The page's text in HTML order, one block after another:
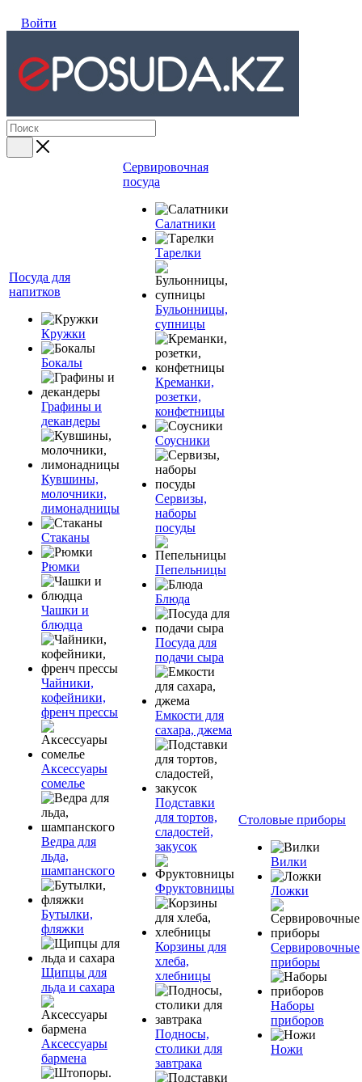
Войти
Посуда для
напитков
Кружки
Бокалы
Графины и
декандеры
Кувшины,
молочники,
лимонадницы
Стаканы
Рюмки
Чашки и
блюдца
Чайники,
кофейники,
френч прессы
Аксессуары
сомелье
Ведра для
льда,
шампанского
Бутылки,
фляжки
Щипцы для
льда и сахара
Аксессуары
бармена
Сервировочная
посуда
Салатники
Тарелки
Бульонницы,
супницы
Креманки,
розетки,
конфетницы
Соусники
Сервизы,
наборы
посуды
Пепельницы
Блюда
Посуда для
подачи сыра
Емкости для
сахара, джема
Подставки
для тортов,
сладостей,
закусок
Фруктовницы
Корзины для
хлеба,
хлебницы
Подносы,
столики для
завтрака
Столовые приборы
Вилки
Ложки
Сервировочные
приборы
Наборы
приборов
Ножи